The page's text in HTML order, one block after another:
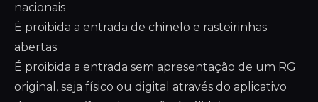
nacionais
É proibida a entrada de chinelo e rasteirinhas
abertas
É proibida a entrada sem apresentação de um RG
original, seja físico ou digital através do aplicativo